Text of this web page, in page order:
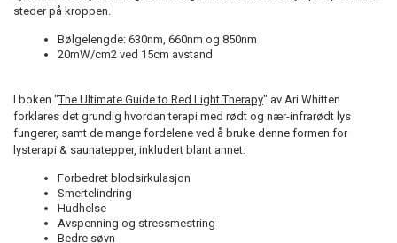
steder på kroppen.
Bølgelengde: 630nm, 660nm og 850nm
20mW/cm2 ved 15cm avstand
I boken "The Ultimate Guide to Red Light Therapy" av Ari Whitten
forklares det grundig hvordan terapi med rødt og nær-infrarødt lys
fungerer, samt de mange fordelene ved å bruke denne formen for
lysterapi & saunatepper, inkludert blant annet:
Forbedret blodsirkulasjon
Smertelindring
Hudhelse
Avspenning og stressmestring
Bedre søvn